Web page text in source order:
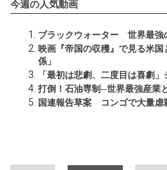
今週の人気動画
ブラックウォーター 世界最
映画『帝国の収穫』で見る米
係」
「最初は悲劇、二度目は喜劇
打倒！石油専制─世界最強産業
国連報告草案 コンゴで大量虐